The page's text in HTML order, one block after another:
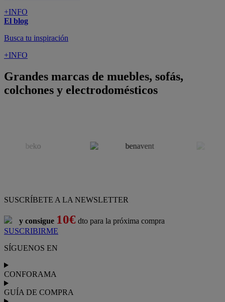
+INFO
El blog
Busca tu inspiración
+INFO
Grandes marcas de muebles, sofás,
colchones y electrodomésticos
SUSCRÍBETE A LA NEWSLETTER
y consigue 10€ dto para la próxima compra
SUSCRIBIRME
SÍGUENOS EN
CONFORAMA
GUÍA DE COMPRA